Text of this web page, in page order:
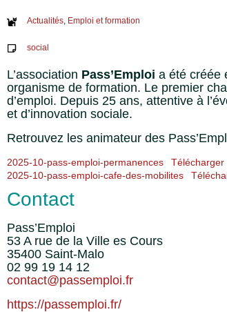
Actualités, Emploi et formation
social
L’association Pass’Emploi a été créée
organisme de formation. Le premier
d’emploi. Depuis 25 ans, attentive à
et d’innovation sociale.
Retrouvez les animateur des
2025-10-pass-emploi-permanences
Télécharger
2025-10-pass-emploi-cafe-des-mobilites
Contact
Pass’Emploi
53 A rue de la Ville es Cours
35400 Saint-Malo
02 99 19 14 12
contact@passemploi.fr
https://passemploi.fr/